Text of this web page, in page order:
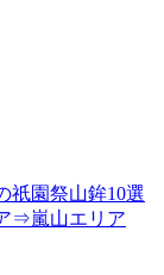
祇園祭山鉾10選
⇒嵐山エリア